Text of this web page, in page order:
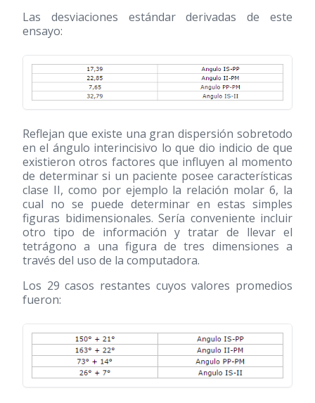
Las desviaciones estándar derivadas de este
ensayo:
Reflejan que existe una gran dispersión sobretodo
en el ángulo interincisivo lo que dio indicio de que
existieron otros factores que influyen al momento
de determinar si un paciente posee características
clase II, como por ejemplo la relación molar 6, la
cual no se puede determinar en estas simples
figuras bidimensionales. Sería conveniente incluir
otro tipo de información y tratar de llevar el
tetrágono a una figura de tres dimensiones a
través del uso de la computadora.
Los 29 casos restantes cuyos valores promedios
fueron: